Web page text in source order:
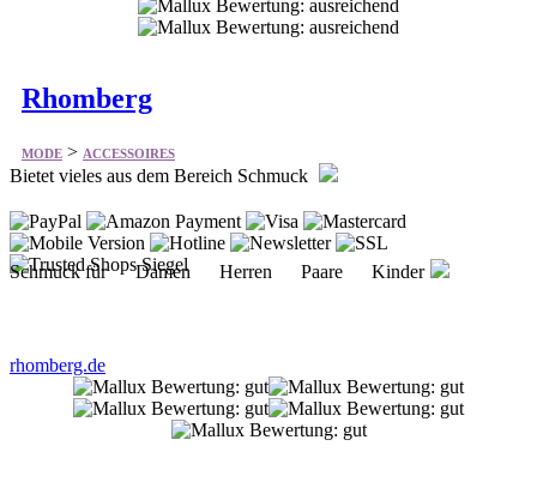
Rhomberg
MODE > ACCESSOIRES
Bietet vieles aus dem Bereich Schmuck
Schmuck für Damen Herren Paare Kinder
rhomberg.de